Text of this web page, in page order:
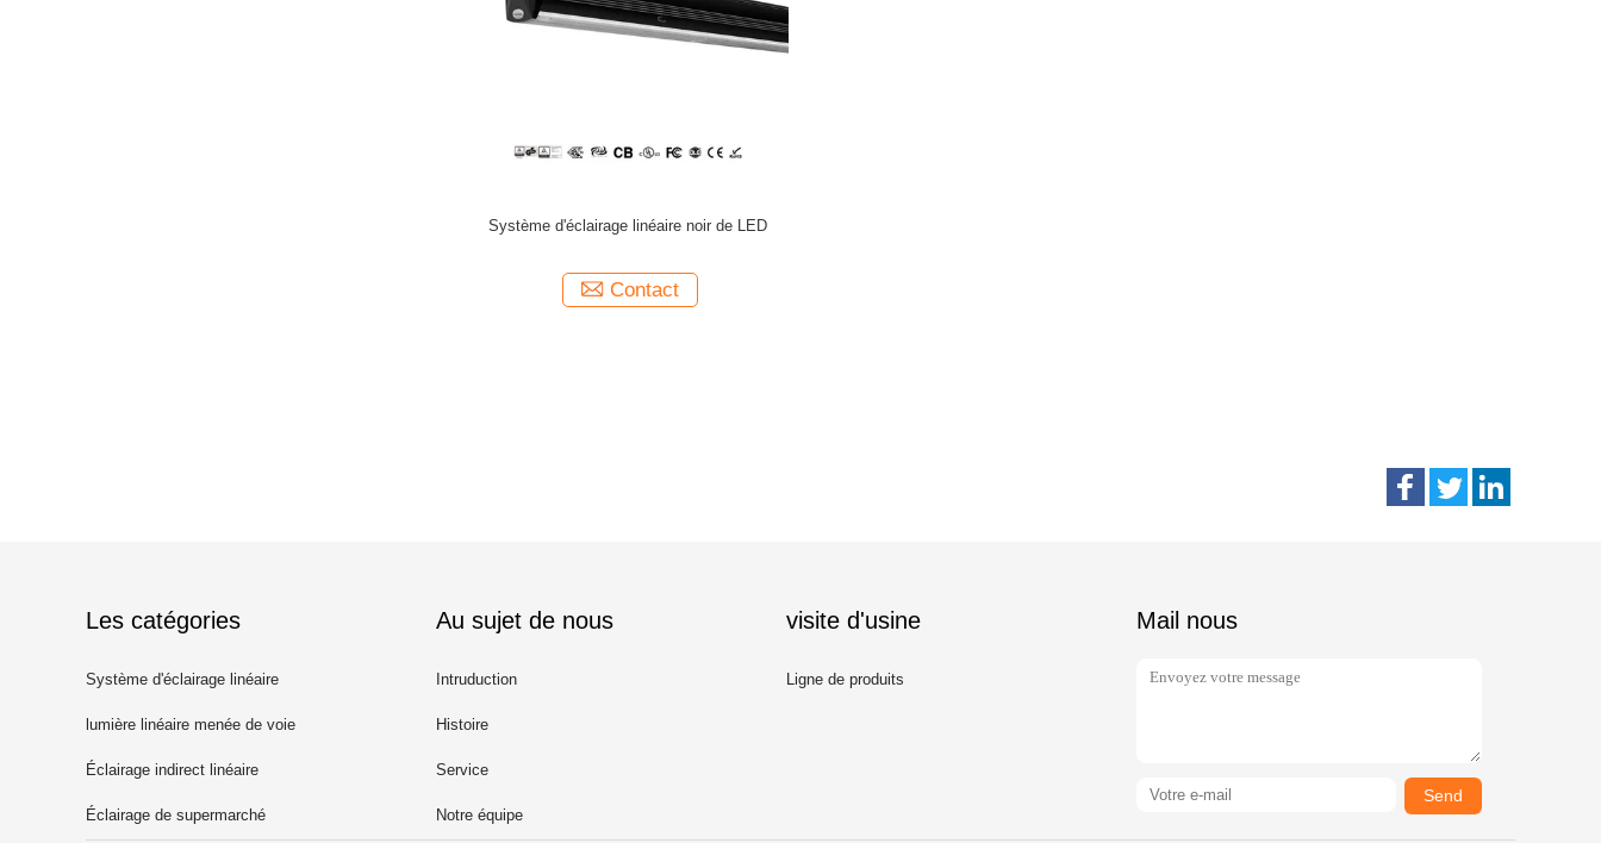
Système d'éclairage linéaire noir de LED
Contact
Les catégories
Système d'éclairage linéaire
mené
lumière linéaire menée de voie
Éclairage indirect linéaire
Éclairage de supermarché
Au sujet de nous
Intruduction
Histoire
Service
Notre équipe
visite d'usine
Ligne de produits
Mail nous
Send